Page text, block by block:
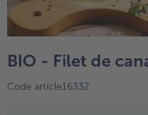
TousPlats cuisinés
Boulangerie &
TousBoulangerie &
TousEntrées,
Produits non
TousProduits non
BIO - Filet de
Code article16332